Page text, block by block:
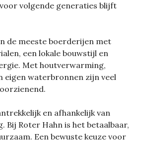
volgende generaties blijft
de meeste boerderijen met
een lokale bouwstijl en
Met houtverwarming,
eigen waterbronnen zijn veel
en afhankelijk van
Bij Roter Hahn is het betaalbaar,
Een bewuste keuze voor